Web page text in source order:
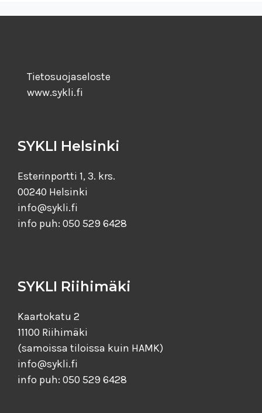
Tietosuojaseloste
www.sykli.fi
SYKLI Helsinki
Esterinportti 1, 3. krs.
00240 Helsinki
info@sykli.fi
info puh: 050 529 6428
SYKLI Riihimäki
Kaartokatu 2
11100 Riihimäki
(samoissa tiloissa kuin HAMK)
info@sykli.fi
info puh: 050 529 6428